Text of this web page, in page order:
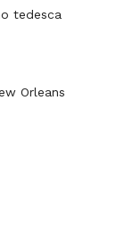
tedesca
Orleans